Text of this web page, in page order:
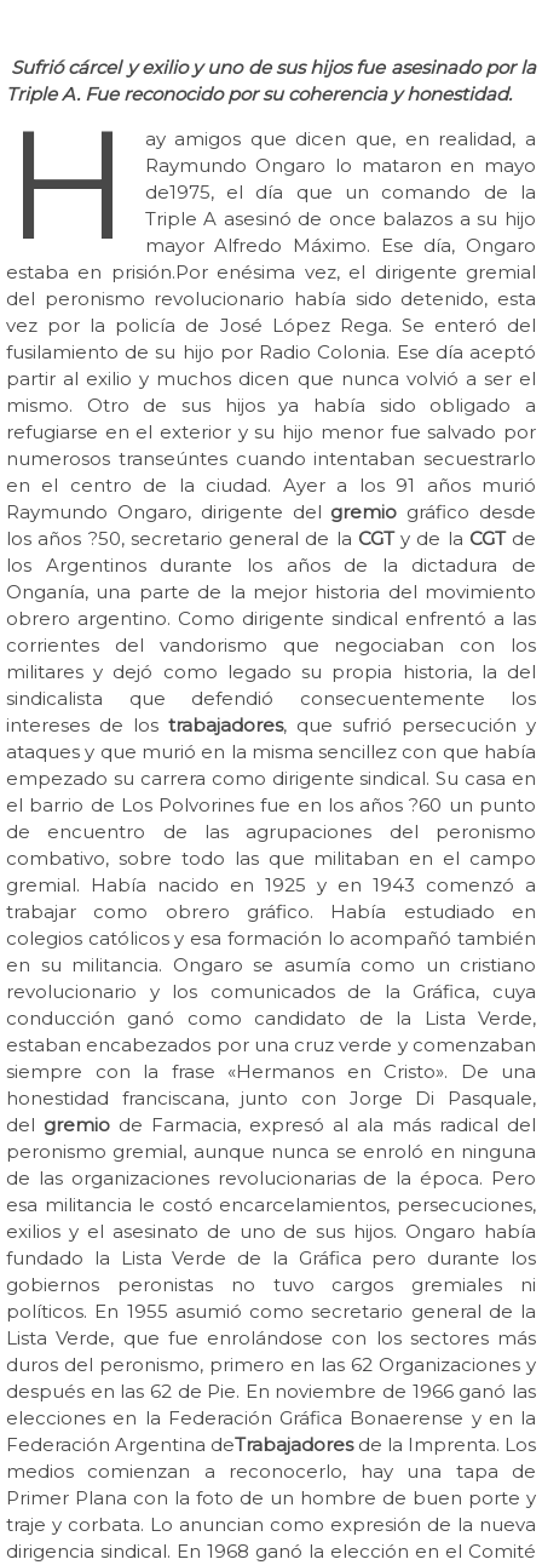
Sufrió cárcel y exilio y uno de sus hijos fue asesinado por la
Triple A. Fue reconocido por su coherencia y honestidad.
H
ay amigos que dicen que, en realidad, a
Raymundo Ongaro lo mataron en mayo
de1975, el día que un comando de la
Triple A asesinó de once balazos a su hijo
mayor Alfredo Máximo. Ese día, Ongaro
estaba en prisión.Por enésima vez, el dirigente gremial
del peronismo revolucionario había sido detenido, esta
vez por la policía de José López Rega. Se enteró del
fusilamiento de su hijo por Radio Colonia. Ese día aceptó
partir al exilio y muchos dicen que nunca volvió a ser el
mismo. Otro de sus hijos ya había sido obligado a
refugiarse en el exterior y su hijo menor fue salvado por
numerosos transeúntes cuando intentaban secuestrarlo
en el centro de la ciudad. Ayer a los 91 años murió
Raymundo Ongaro, dirigente del gremio gráfico desde
los años ?50, secretario general de la CGTy de la CGTde
los Argentinos durante los años de la dictadura de
Onganía, una parte de la mejor historia del movimiento
obrero argentino. Como dirigente sindical enfrentó a las
corrientes del vandorismo que negociaban con los
militares y dejó como legado su propia historia, la del
sindicalista que defendió consecuentemente los
intereses de los trabajadores, que sufrió persecución y
ataques y que murió en la misma sencillez con que había
empezado su carrera como dirigente sindical. Su casa en
el barrio de Los Polvorines fue en los años ?60 un punto
de encuentro de las agrupaciones del peronismo
combativo, sobre todo las que militaban en el campo
gremial. Había nacido en 1925 y en 1943 comenzó a
trabajar como obrero gráfico. Había estudiado en
colegios católicos y esa formación lo acompañó también
en su militancia. Ongaro se asumía como un cristiano
revolucionario y los comunicados de la Gráfica, cuya
conducción ganó como candidato de la Lista Verde,
estaban encabezados por una cruz verde y comenzaban
siempre con la frase «Hermanos en Cristo». De una
honestidad franciscana, junto con Jorge Di Pasquale,
del gremio de Farmacia, expresó al ala más radical del
peronismo gremial, aunque nunca se enroló en ninguna
de las organizaciones revolucionarias de la época. Pero
esa militancia le costó encarcelamientos, persecuciones,
exilios y el asesinato de uno de sus hijos. Ongaro había
fundado la Lista Verde de la Gráfica pero durante los
gobiernos peronistas no tuvo cargos gremiales ni
políticos. En 1955 asumió como secretario general de la
Lista Verde, que fue enrolándose con los sectores más
duros del peronismo, primero en las 62 Organizaciones y
después en las 62 de Pie. En noviembre de 1966 ganó las
elecciones en la Federación Gráfica Bonaerense y en la
Federación Argentina deTrabajadoresde la Imprenta. Los
medios comienzan a reconocerlo, hay una tapa de
Primer Plana con la foto de un hombre de buen porte y
traje y corbata. Lo anuncian como expresión de la nueva
dirigencia sindical. En 1968 ganó la elección en el Comité